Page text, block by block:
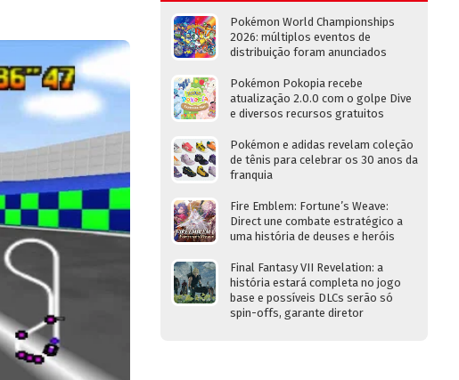
Pokémon World Championships
2026: múltiplos eventos de
distribuição foram anunciados
Pokémon Pokopia recebe
atualização 2.0.0 com o golpe Dive
e diversos recursos gratuitos
Pokémon e adidas revelam coleção
de tênis para celebrar os 30 anos da
franquia
Fire Emblem: Fortune’s Weave:
Direct une combate estratégico a
uma história de deuses e heróis
Final Fantasy VII Revelation: a
história estará completa no jogo
base e possíveis DLCs serão só
spin-offs, garante diretor